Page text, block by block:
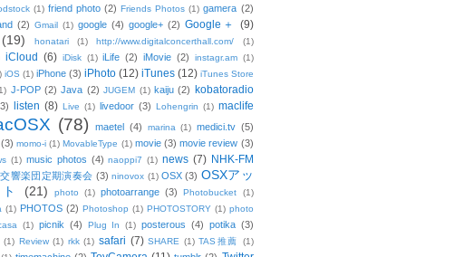
(1) friend photo (2) Friends Photos (1) gamera (2)
(2) Gmail (1) google (4) google+ (2) Google＋ (9)
(19) honatari (1) http://www.digitalconcerthall.com/
(1)
iCloud (6) iDisk (1) iLife (2) iMovie (2) instagr.am (1)
iOS (1) iPhone (3) iPhoto (12) iTunes (12) iTunes Store
J-POP (2) Java (2) JUGEM (1) kaiju (2)
kobatoradio
listen (8) Live (1) livedoor (3) Lohengrin (1) maclife
(78) maetel (4) marina (1) medici.tv (5)
(3) momo-i (1) MovableType (1) movie (3) movie review (3)
(1) music photos (4) naoppi7 (1) news (7) NHK-FM
響楽団定期演奏会 (3) ninovox (1) OSX (3) OSXアッ
(21) photo (1) photoarrange (3) Photobucket
(1)
(1) PHOTOS (2) Photoshop (1) PHOTOSTORY (1) photo
(1) picnik (4) Plug In (1) posterous (4) potika (3)
(1) Review (1) rkk (1) safari (7) SHARE (1) TAS推薦
(1)